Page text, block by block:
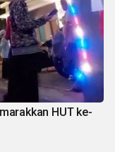
HUT ke-